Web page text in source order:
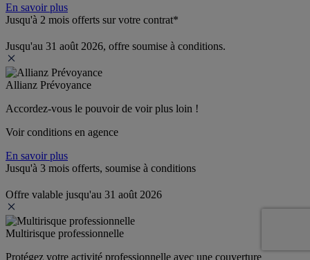
En savoir plus
Jusqu'à 2 mois offerts sur votre contrat*
Jusqu'au 31 août 2026, offre soumise à conditions.
Allianz Prévoyance
Accordez-vous le pouvoir de voir plus loin !
Voir conditions en agence
En savoir plus
Jusqu'à 3 mois offerts, soumise à conditions
Offre valable jusqu'au 31 août 2026
Multirisque professionnelle
Protégez votre activité professionnelle avec une couverture